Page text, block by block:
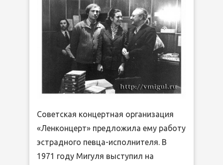
Советская концертная организация
«Ленконцерт» предложила ему работу
эстрадного певца-исполнителя. В
1971 году Мигуля выступил на